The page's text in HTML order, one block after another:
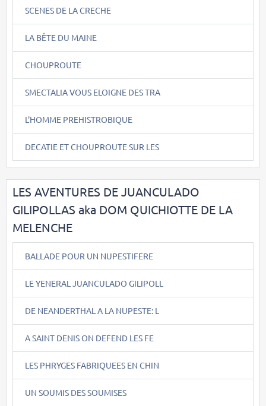
SCENES DE LA CRECHE
LA BÊTE DU MAINE
CHOUPROUTE
SMECTALIA VOUS ELOIGNE DES TRA
L'HOMME PREHISTROBIQUE
DECATIE ET CHOUPROUTE SUR LES
LES AVENTURES DE JUANCULADO
GILIPOLLAS aka DOM QUICHIOTTE DE LA
MELENCHE
BALLADE POUR UN NUPESTIFERE
LE YENERAL JUANCULADO GILIPOLL
DE NEANDERTHAL A LA NUPESTE: L
A SAINT DENIS ON DEFEND LES FE
LES PHRYGES FABRIQUEES EN CHIN
UN SOUMIS DES SOUMISES